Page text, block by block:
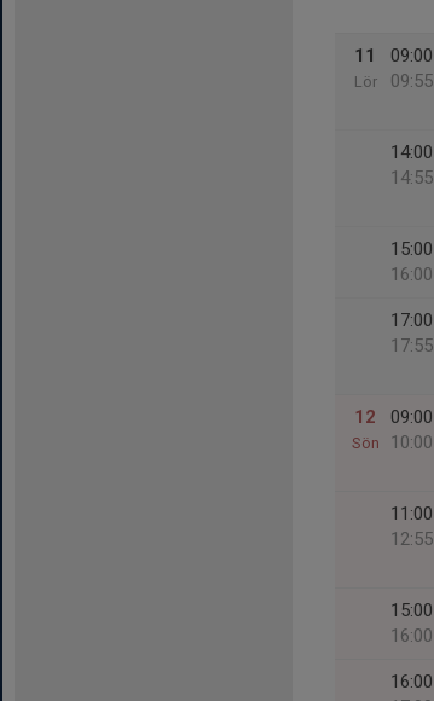
11
Lör
09:00
09:55
14:00
14:55
15:00
16:00
17:00
17:55
12
Sön
09:00
10:00
11:00
12:55
15:00
16:00
16:00